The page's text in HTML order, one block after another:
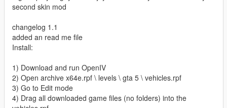
second skin mod
changelog 1.1
added an read me file
Install:
1) Download and run OpenIV
2) Open archive x64e.rpf \ levels \ gta 5 \ vehicles.rpf
3) Go to Edit mode
4) Drag all downloaded game files (no folders) into the